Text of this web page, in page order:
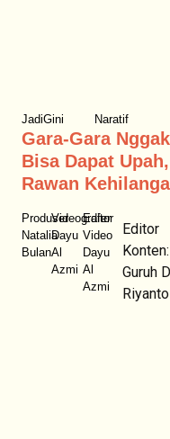
JadiGini Naratif
Gara-Gara
Bisa Dapat
Rawan
Produser
Natalia
Bulan
Videografer
Dayu
Al
Azmi
Editor
Video
Dayu
Al
Azmi
Editor
Konten:
Guruh
Riyanto